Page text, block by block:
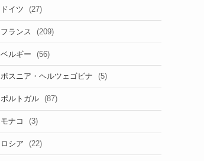
ドイツ (27)
フランス (209)
ベルギー (56)
ボスニア・ヘルツェゴビナ (5)
ポルトガル (87)
モナコ (3)
ロシア (22)